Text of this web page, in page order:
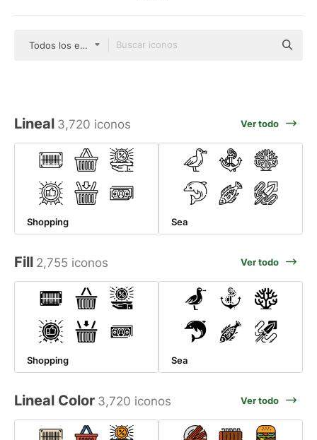
Todos los estilos
Lineal 3,720 iconos Ver todo
Shopping Sea
Fill 2,755 iconos Ver todo
Shopping Sea
Lineal Color 3,720 iconos Ver todo